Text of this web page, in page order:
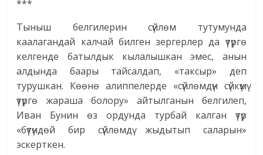
***
Тыныш белгилерин сүйлөм тутумунда
каалагандай калчай билген зергерлер да үтүргө
келгенде батылдык кылалышкан эмес, анын
алдында баары тайсалдап, «таксыр» деп
турушкан. Көөнө алиппелерде «сүйлөмдүн сүйкүмү
үтүргө жараша болору» айтылганын белгилеп,
Иван Бунин өз ордунда турбай калган үтүр
«бүтүндөй бир сүйлөмдү жыдытып саларын»
эскерткен.